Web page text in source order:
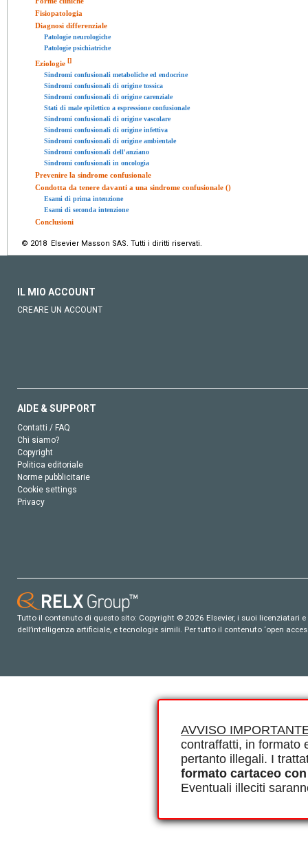
AVVISO
contraffatti, in formato
pertanto illegali. I
formato cartaceo
Eventuali illeciti
Fisiopatologia
Diagnosi differenziale
Patologie neurologiche
Patologie psichiatriche
Eziologie []
Sindromi confusionali metaboliche ed endocrine
Sindromi confusionali di origine tossica
Sindromi confusionali di origine carenziale
Stati di male epilettico a espressione confusionale
Sindromi confusionali di origine vascolare
Sindromi confusionali di origine infettiva
Sindromi confusionali di origine ambientale
Sindromi confusionali dell'anziano
Sindromi confusionali in oncologia
Prevenire la sindrome confusionale
Condotta da tenere davanti a una sindrome confusionale ()
Esami di prima intenzione
Esami di seconda intenzione
Conclusioni
© 2018 Elsevier Masson SAS. Tutti i diritti riservati.
IL MIO ACCOUNT
CREARE UN ACCOUNT
AIDE & SUPPORT
Contatti / FAQ
Chi siamo?
Copyright
Politica editoriale
Norme pubblicitarie
Cookie settings
Privacy
Tutto il contenuto di questo sito: Copyright © 2026 Elsevier, i suoi
dell’intelligenza artificiale, e tecnologie simili. Per tutto il contenuto ‘open